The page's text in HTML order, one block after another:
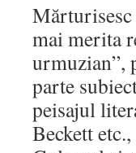
Mărturisesc
mai merita
urmuzian”,
parte
peisajul
Beckett